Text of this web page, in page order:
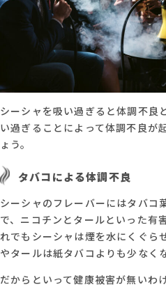
シーシャを吸い過ぎると体調不良
い過ぎることによって体調不良が
ょう。
タバコによる体調不良
シーシャのフレーバーにはタバコ
で、ニコチンとタールといった有
れでもシーシャは煙を水にくぐら
やタールは紙タバコよりも少なく
だからといって健康被害が無いわ